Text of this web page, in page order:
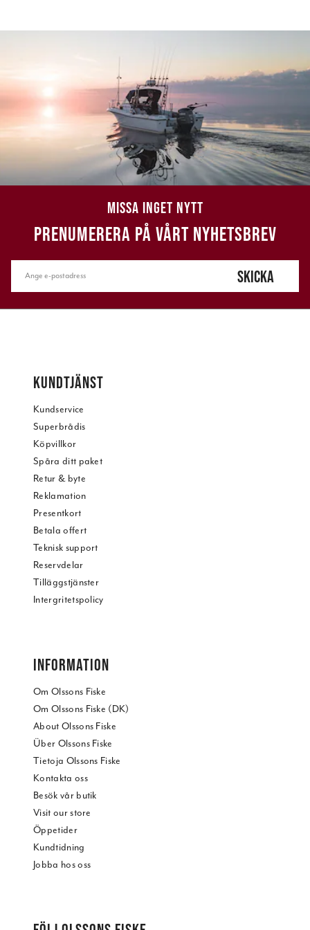
MISSA INGET NYTT
PRENUMERERA PÅ VÅRT NYHETSBREV
SKICKA
KUNDTJÄNST
Kundservice
Superbrådis
Köpvillkor
Spåra ditt paket
Retur & byte
Reklamation
Presentkort
Betala offert
Teknisk support
Reservdelar
Tilläggstjänster
Intergritetspolicy
INFORMATION
Om Olssons Fiske
Om Olssons Fiske (DK)
About Olssons Fiske
Über Olssons Fiske
Tietoja Olssons Fiske
Kontakta oss
Besök vår butik
Visit our store
Öppetider
Kundtidning
Jobba hos oss